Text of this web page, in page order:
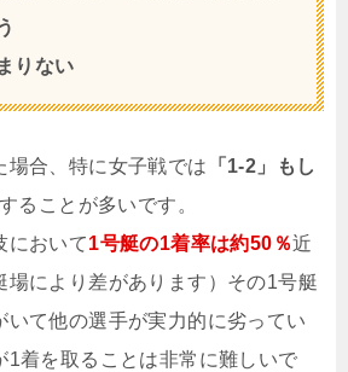
りない
場合、特に女子戦では 「1-2」もし
ることが多いです。
において1号艇の1着率は約50％近
場により差があります）その1号艇
いて他の選手が実力的に劣ってい
1着を取ることは非常に難しいで